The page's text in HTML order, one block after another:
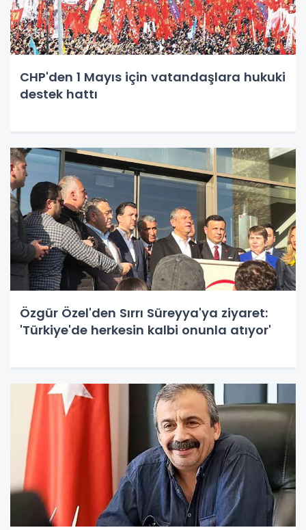
CHP'den 1 Mayıs için vatandaşlara hukuki
destek hattı
Özgür Özel'den Sırrı Süreyya'ya ziyaret:
'Türkiye'de herkesin kalbi onunla atıyor'